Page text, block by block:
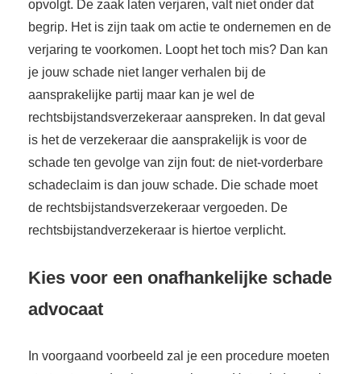
opvolgt. De zaak laten verjaren, valt niet onder dat
begrip. Het is zijn taak om actie te ondernemen en de
verjaring te voorkomen. Loopt het toch mis? Dan kan
je jouw schade niet langer verhalen bij de
aansprakelijke partij maar kan je wel de
rechtsbijstandsverzekeraar aanspreken. In dat geval
is het de verzekeraar die aansprakelijk is voor de
schade ten gevolge van zijn fout: de niet-vorderbare
schadeclaim is dan jouw schade. Die schade moet
de rechtsbijstandsverzekeraar vergoeden. De
rechtsbijstandverzekeraar is hiertoe verplicht.
Kies voor een onafhankelijke schade
advocaat
In voorgaand voorbeeld zal je een procedure moeten